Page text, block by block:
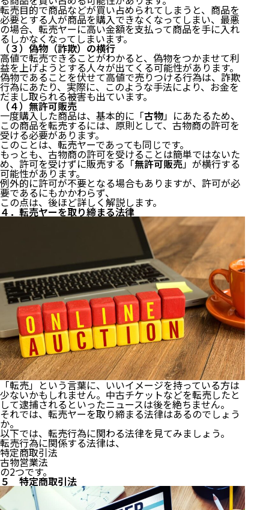
転売目的で商品などが買い占められてしまうと、商品を
必要とする人が商品を購入できなくなってしまい、最悪
の場合、転売ヤーに高い金額を支払って商品を手に入れ
るしかなくなってしまいます。
（３）偽物（詐欺）の横行
高値で転売できることがわかると、偽物をつかませて利
益を上げようとする人々が出てくる可能性があります。
偽物であることを伏せて高値で売りつける行為は、詐欺
行為にあたり、実際に、このような手法により、お金を
だまし取られる被害も出ています。
（４）無許可販売
一度購入した商品は、基本的に「古物」にあたるため、
この商品を転売するには、原則として、古物商の許可を
受ける必要があります。
このことは、転売ヤーであっても同じです。
もっとも、古物商の許可を受けることは簡単ではないた
め、許可を受けずに販売する「無許可販売」が横行する
可能性があります。
例外的に許可が不要となる場合もありますが、許可が必
要であるにもかかわらず、
この点は、後ほど詳しく解説します。
４．転売ヤーを取り締まる法律
「転売」という言葉に、いいイメージを持っている方は
少ないかもしれません。中古チケットなどを転売したと
して逮捕されるといったニュースは後を絶ちません。
それでは、転売ヤーを取り締まる法律はあるのでしょう
か。
以下では、転売行為に関わる法律を見てみましょう。
転売行為に関係する法律は、
特定商取引法
古物営業法
の2つです。
５ 特定商取引法